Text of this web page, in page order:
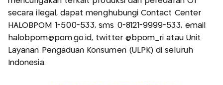
secara ilegal, dapat menghubungi Contact Center
HALOBPOM 1-500-533, sms 0-8121-9999-533, email
halobpom@pom.go.id, twitter @bpom_ri atau Unit
Layanan Pengaduan Konsumen (ULPK) di seluruh
Indonesia.